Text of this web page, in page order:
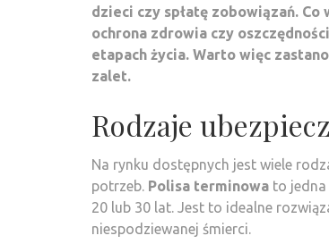
dzieci czy spłatę zobowiązań.
ochrona zdrowia czy
etapach życia. Warto więc
zalet.
Rodzaje
Na rynku dostępnych jest wiele
potrzeb. Polisa terminowa to jedna
20 lub 30 lat. Jest to idealne
niespodziewanej śmierci.